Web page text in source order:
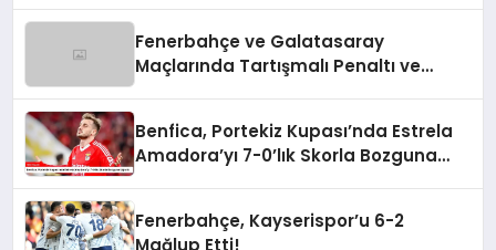
Fenerbahçe ve Galatasaray
Maçlarında Tartışmalı Penaltı ve
Benfica, Portekiz Kupası’nda Estrela
Amadora’yı 7-0’lık Skorla Bozguna
Fenerbahçe, Kayserispor’u 6-2
Mağlup Etti!